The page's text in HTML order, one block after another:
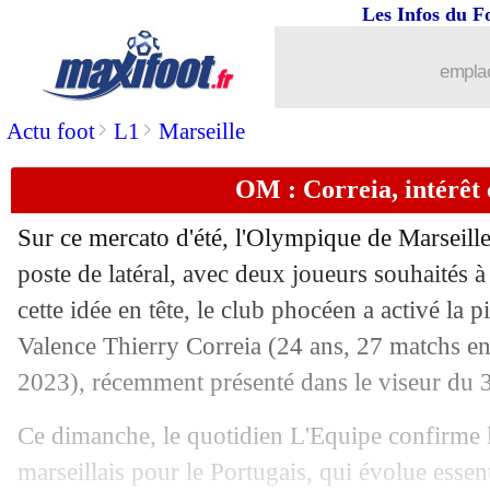
Actu foot> L1 > Marseille
Les Infos du
OM : Correia, intérêt
Sur ce mercato d'été, l'Olympique de
poste de latéral, avec deux joueurs souhaités
cette idée en tête, le club phocéen a activé la
Valence Thierry Correia (24 ans, 27 matchs
2023), récemment présenté dans le viseur du
Ce dimanche, le quotidien L'Equipe confirme
marseillais pour le Portugais, qui évolue
Atletico
02/07 OM
02/07 Strasbourg: une offensive pour Koita
02/07 Benfica : le PSG et MU toujours sur
02/07 Man City: Walker, bataille avec le
02/07 Real: une rumeur étonnante avec
02/07 Chelsea: Lukaku, l'Inter revient à la